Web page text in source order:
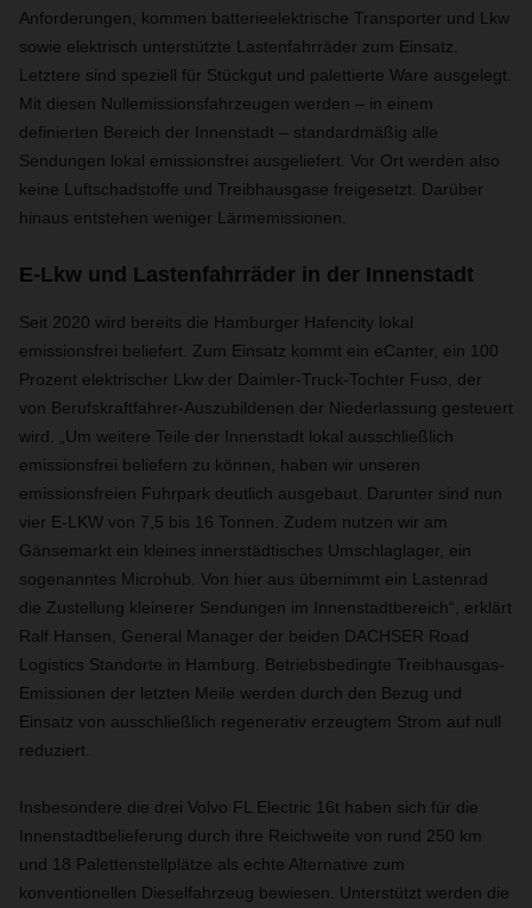
Anforderungen, kommen batterieelektrische Transporter und Lkw
sowie elektrisch unterstützte Lastenfahrräder zum Einsatz.
Letztere sind speziell für Stückgut und palettierte Ware ausgelegt.
Mit diesen Nullemissionsfahrzeugen werden – in einem
definierten Bereich der Innenstadt – standardmäßig alle
Sendungen lokal emissionsfrei ausgeliefert. Vor Ort werden also
keine Luftschadstoffe und Treibhausgase freigesetzt. Darüber
hinaus entstehen weniger Lärmemissionen.
E-Lkw und Lastenfahrräder in der Innenstadt
Seit 2020 wird bereits die Hamburger Hafencity lokal
emissionsfrei beliefert. Zum Einsatz kommt ein eCanter, ein 100
Prozent elektrischer Lkw der Daimler-Truck-Tochter Fuso, der
von Berufskraftfahrer-Auszubildenen der Niederlassung gesteuert
wird. „Um weitere Teile der Innenstadt lokal ausschließlich
emissionsfrei beliefern zu können, haben wir unseren
emissionsfreien Fuhrpark deutlich ausgebaut. Darunter sind nun
vier E-LKW von 7,5 bis 16 Tonnen. Zudem nutzen wir am
Gänsemarkt ein kleines innerstädtisches Umschlaglager, ein
sogenanntes Microhub. Von hier aus übernimmt ein Lastenrad
die Zustellung kleinerer Sendungen im Innenstadtbereich“, erklärt
Ralf Hansen, General Manager der beiden DACHSER Road
Logistics Standorte in Hamburg. Betriebsbedingte Treibhausgas-
Emissionen der letzten Meile werden durch den Bezug und
Einsatz von ausschließlich regenerativ erzeugtem Strom auf null
reduziert.
Insbesondere die drei Volvo FL Electric 16t haben sich für die
Innenstadtbelieferung durch ihre Reichweite von rund 250 km
und 18 Palettenstellplätze als echte Alternative zum
konventionellen Dieselfahrzeug bewiesen. Unterstützt werden die